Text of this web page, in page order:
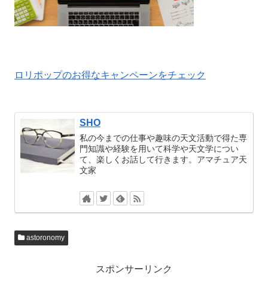
ロリポップのお得なキャンペーンをチェック
SHO
私の今までの仕事や趣味の天文活動で得た専
門知識や経験を用いて科学や天文学につい
て、楽しくお話して行きます。アマチュア天
文家
astoronomy
スポンサーリンク